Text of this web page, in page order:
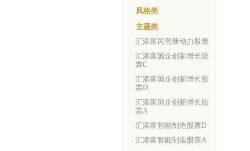
风格类
主题类
汇添富民营新动力股票
汇添富国企创新增长股
票C
汇添富国企创新增长股
票D
汇添富国企创新增长股
票A
汇添富智能制造股票D
汇添富智能制造股票A